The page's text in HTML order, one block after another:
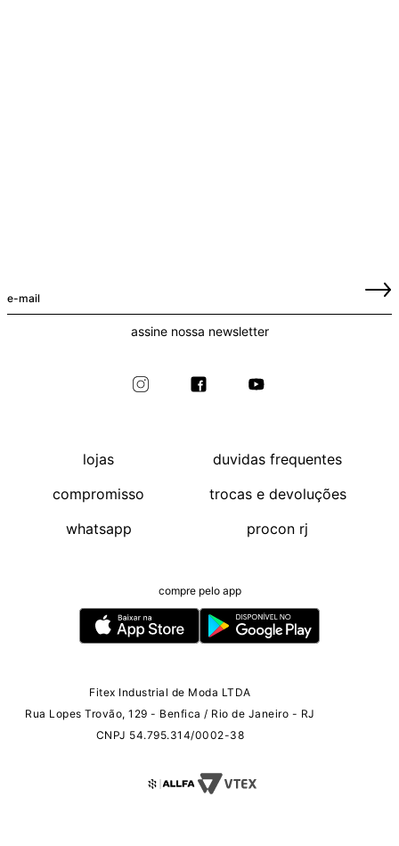
assine nossa newsletter
lojas
compromisso
whatsapp
duvidas frequentes
trocas e devoluções
procon rj
compre pelo app
Fitex Industrial de Moda LTDA
Rua Lopes Trovão, 129 - Benfica / Rio de Janeiro - RJ
CNPJ 54.795.314/0002-38